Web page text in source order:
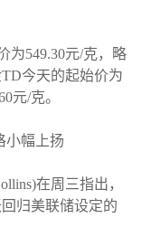
为549.30元/克，略
今天的起始价为
元/克。
在周三指出，
归美联储设定的